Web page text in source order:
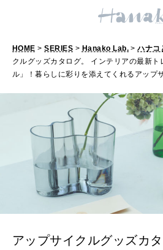
FOOD
どこ行く？
FORTUNE
明日のわたし
[12星座別] Weekly
[12星座別] Monthly
女神まり愛のタロット
HEALTH
HOME >SERIES > Hanako Lab. >ハナコ
クルグッズカタログ。 インテリアの最新ト
ル」！暮らしに彩りを添えてくれるアップ
アップサイクルグッズカタ